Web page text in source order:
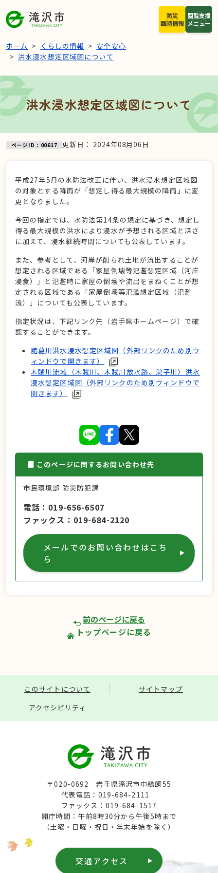
閲覧支援
メニュー
防災
臨時情報
ホーム くらしの情報
安全安心
洪水浸水想定区域図について
洪水浸水想定区域図について
ページID：00617 更新日： 2024年08月06日
平成27年5月の水防法改正に伴い、洪水浸水想定区域図
の対象とする降雨が「想定し得る最大規模の降雨」に変
更となりました。
今回の指定では、水防法第14条の規定に基づき、想定し
得る最大規模の洪水により浸水が予想される区域と深さ
に加えて、浸水継続時間についても公表しています。
また、参考として、河岸が削られ土地が流出することが
想定される区域である「家屋倒壊等氾濫想定区域（河岸
浸食）」と氾濫時に家屋の倒壊や流出をまねくことが想
定される区域である「家屋倒壊等氾濫想定区域（氾濫
流）」についても公表しています。
指定状況は、下記リンク先（岩手県ホームページ）で確
認することができます。
諸葛川洪水浸水想定区域図（外部リンクのため別ウ
ィンドウで開きます）
木賊川流域（木賊川、木賊川放水路、巣子川）洪水
浸水想定区域図（外部リンクのため別ウィンドウで
開きます）
このページに関するお問い合わせ先
市民環境部 防災防犯課
電話
019-656-6507
ファックス
019-684-2120
メールでのお問い合わせはこち
ら
前のページに戻る
トップページに戻る
このサイトについて
サイトマップ
アクセシビリティ
〒020-0692 岩手県滝沢市中鵜飼55
代表電話：019-684-2111
ファックス：019-684-1517
開庁時間：午前8時30分から午後5時まで
（土曜・日曜・祝日・年末年始を除く）
交通アクセス